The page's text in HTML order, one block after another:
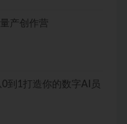
产创作营
到1打造你的数字AI员